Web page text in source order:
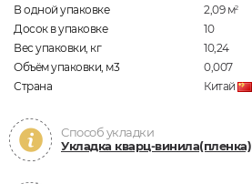
В одной упаковке
2,09 м2
Досок в упаковке
10
Вес упаковки, кг
10,24
Объём упаковки, м3
0,007
Страна
Китай
Способ укладки
Укладка кварц-винила(пленка)